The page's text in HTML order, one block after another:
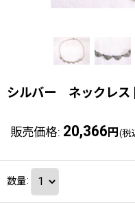
シルバー ネックレス
販売価格: 20,366 円 (税
数量: